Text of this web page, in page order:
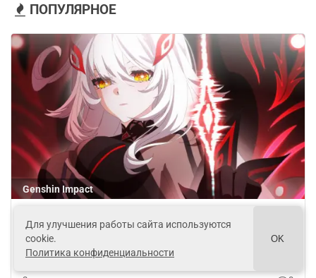
ПОПУЛЯРНОЕ
Genshin Impact
Смерть Роновы, сюрпризы для игроков и
подсчет примогемов в патче 7.0 для Genshin
Impact
Для улучшения работы сайта используются
cookie.
Политика конфиденциальности
OK